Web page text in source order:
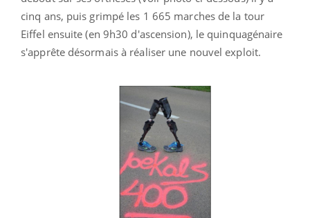
cinq ans, puis grimpé les 1 665 marches de la tour
Eiffel ensuite (en 9h30 d'ascension), le quinquagénaire
s'apprête désormais à réaliser une nouvel exploit.